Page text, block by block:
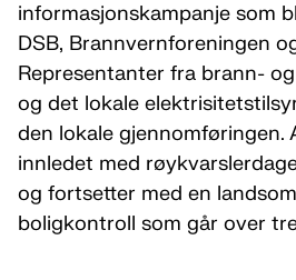
informasjonskampanje som
DSB, Brannvernforeningen
Representanter fra brann-
og det lokale
den lokale gjennomføringen.
innledet med
og fortsetter med en
boligkontroll som går over